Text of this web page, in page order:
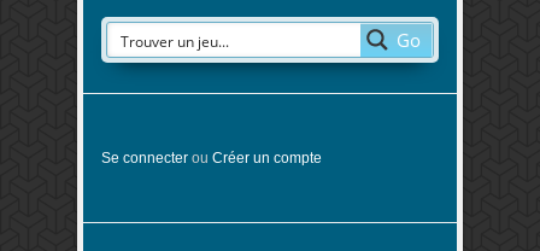
Go
Se connecter ou Créer un compte